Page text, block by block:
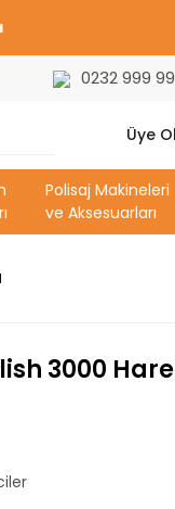
0232 999
Üye Ol
Polisaj Makineleri
ve Aksesuarları
3000